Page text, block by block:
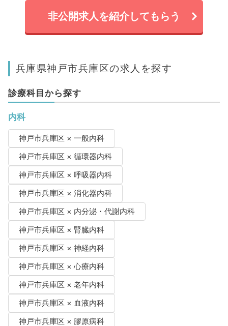
非公開求人を紹介してもらう
兵庫県神戸市兵庫区の求人を探す
診療科目から探す
内科
神戸市兵庫区 × 一般内科
神戸市兵庫区 × 循環器内科
神戸市兵庫区 × 呼吸器内科
神戸市兵庫区 × 消化器内科
神戸市兵庫区 × 内分泌・代謝内科
神戸市兵庫区 × 腎臓内科
神戸市兵庫区 × 神経内科
神戸市兵庫区 × 心療内科
神戸市兵庫区 × 老年内科
神戸市兵庫区 × 血液内科
神戸市兵庫区 × 膠原病科